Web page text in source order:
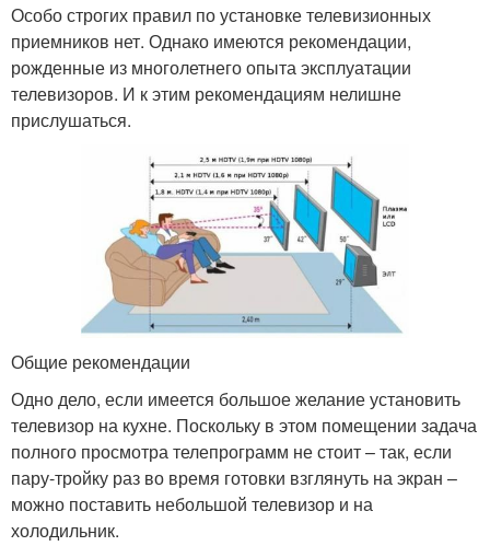
Особо строгих правил по установке телевизионных
приемников нет. Однако имеются рекомендации,
рожденные из многолетнего опыта эксплуатации
телевизоров. И к этим рекомендациям нелишне
прислушаться.
Общие рекомендации
Одно дело, если имеется большое желание установить
телевизор на кухне. Поскольку в этом помещении задача
полного просмотра телепрограмм не стоит – так, если
пару-тройку раз во время готовки взглянуть на экран –
можно поставить небольшой телевизор и на
холодильник.